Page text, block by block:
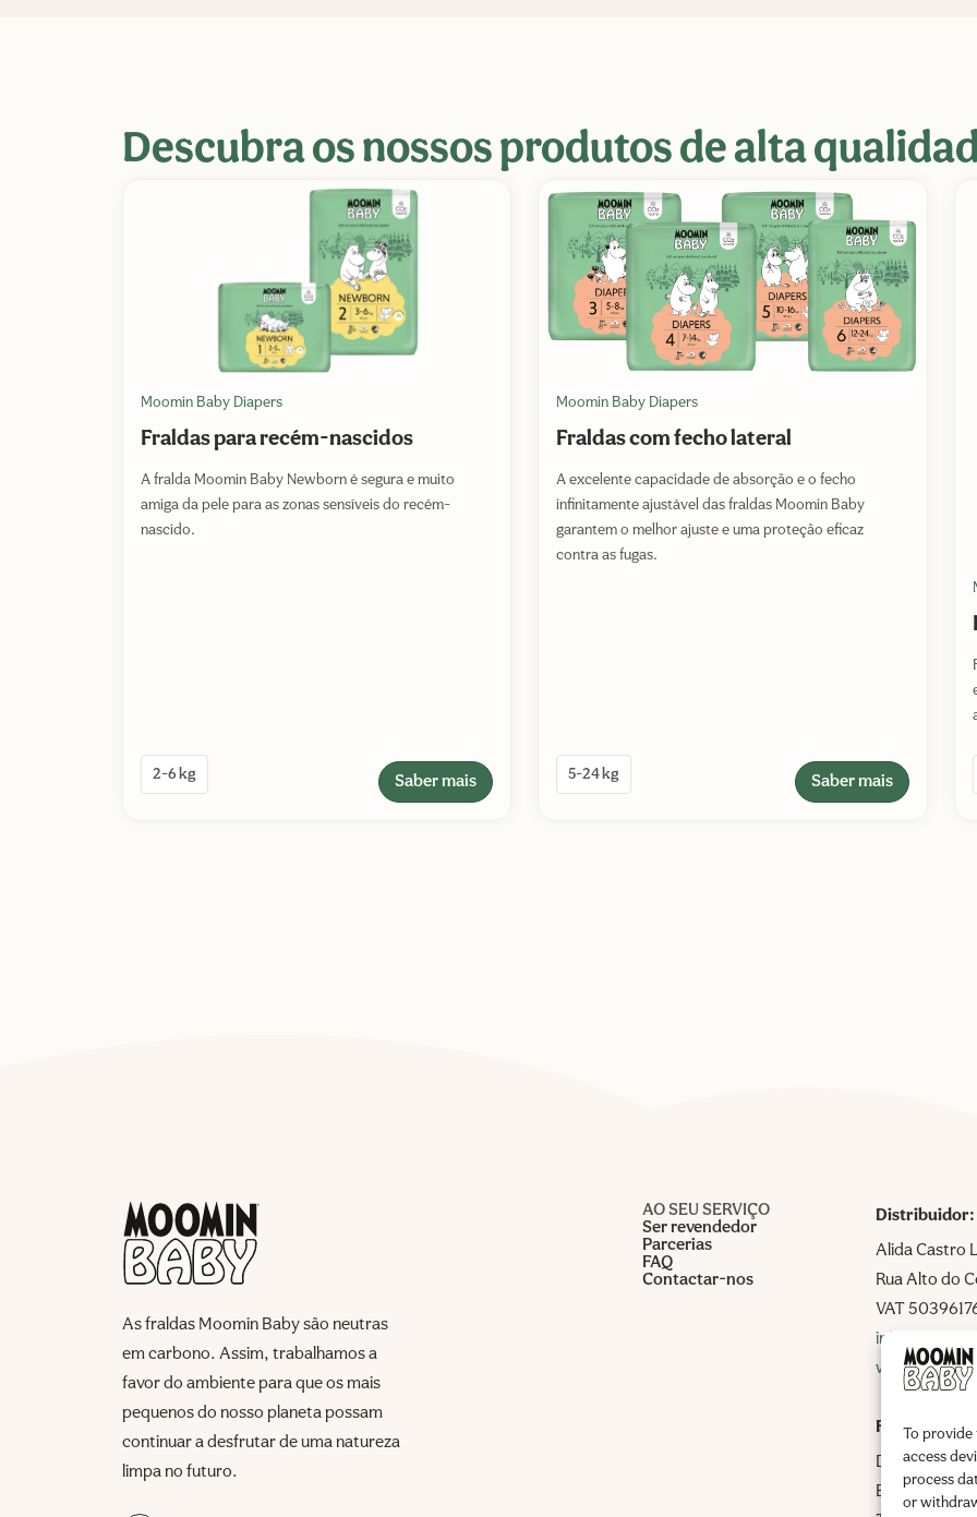
To provide
access
process
or
Descubra os nossos produtos de alta
Moomin Baby Diapers
Fraldas para recém-nascidos
A fralda Moomin Baby Newborn é segura e muito
amiga da pele para as zonas sensíveis do recém-
nascido.
2-6 kg Saber mais
Moomin Baby Diapers
Fraldas com fecho lateral
A excelente capacidade de absorção e o fecho
infinitamente ajustável das fraldas Moomin Baby
garantem o melhor ajuste e uma proteção eficaz
contra as fugas.
5-24 kg Saber mais
As fraldas Moomin Baby são neutras
em carbono. Assim, trabalhamos a
favor do ambiente para que os mais
pequenos do nosso planeta possam
continuar a desfrutar de uma natureza
limpa no futuro.
AO SEU SERVIÇO
Ser revendedor
Parcerias
FAQ
Contactar-nos
Distribuidor:
Alida Castro
Rua Alto do
VAT
Fabricante:
Delipap Oy
Business ID: